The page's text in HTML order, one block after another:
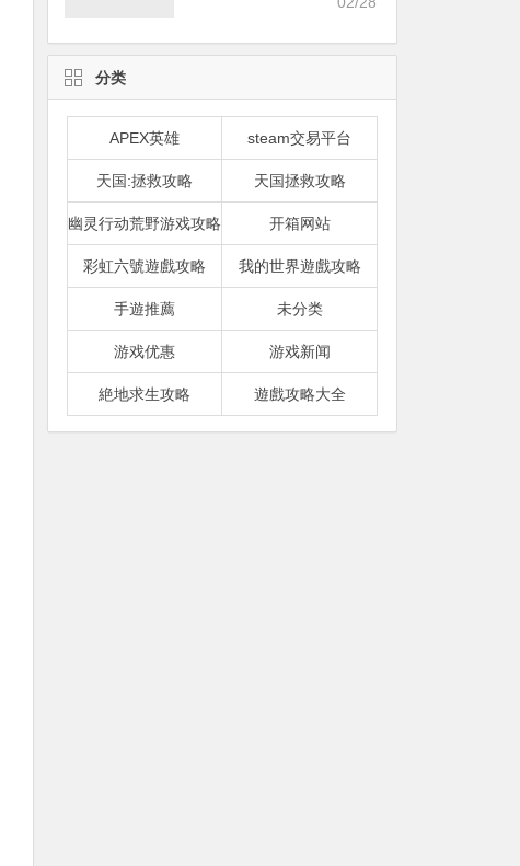
分类
APEX英雄 steam交易平台
天国:拯救攻略 天国拯救攻略
幽灵行动荒野游戏攻略 开箱网站
彩虹六號遊戲攻略 我的世界遊戲攻略
手遊推薦 未分类
游戏优惠 游戏新闻
絶地求生攻略 遊戲攻略大全